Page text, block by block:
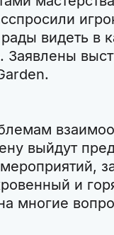
видеть в
Заявлены
выйдут
и
многие